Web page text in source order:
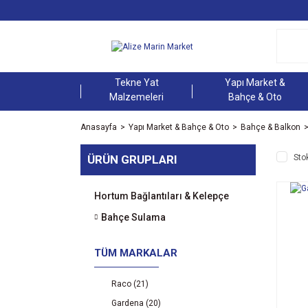
Tekne Yat
Malzemeleri
Yapı Market &
Bahçe & Oto
Anasayfa Yapı Market & Bahçe & Oto Bahçe & Balkon
ÜRÜN GRUPLARI
Hortum Bağlantıları & Kelepçe
Bahçe Sulama
TÜM MARKALAR
Raco (21)
Gardena (20)